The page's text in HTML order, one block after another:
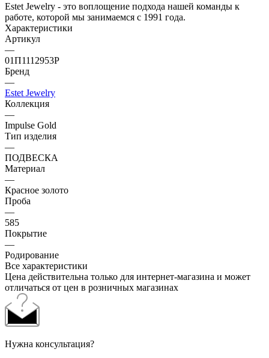
Estet Jewelry - это воплощение подхода нашей команды к
работе, которой мы занимаемся с 1991 года.
Характеристики
Артикул
—
01П1112953Р
Бренд
—
Estet Jewelry
Коллекция
—
Impulse Gold
Тип изделия
—
ПОДВЕСКА
Материал
—
Красное золото
Проба
—
585
Покрытие
—
Родирование
Все характеристики
Цена действительна только для интернет-магазина и может
отличаться от цен в розничных магазинах
Нужна консультация?